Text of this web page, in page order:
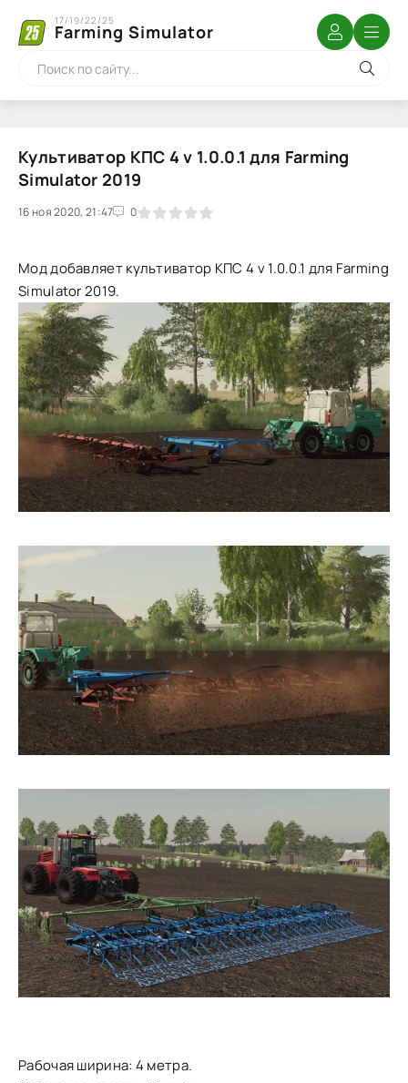
Farming Simulator
17/19/22/25
Культиватор КПС 4 v 1.0.0.1 для Farming
Simulator 2019
16 ноя 2020, 21:47 0
1 2 3 4 5
Мод добавляет культиватор КПС 4 v 1.0.0.1 для Farming
Simulator 2019.
Рабочая ширина: 4 метра.